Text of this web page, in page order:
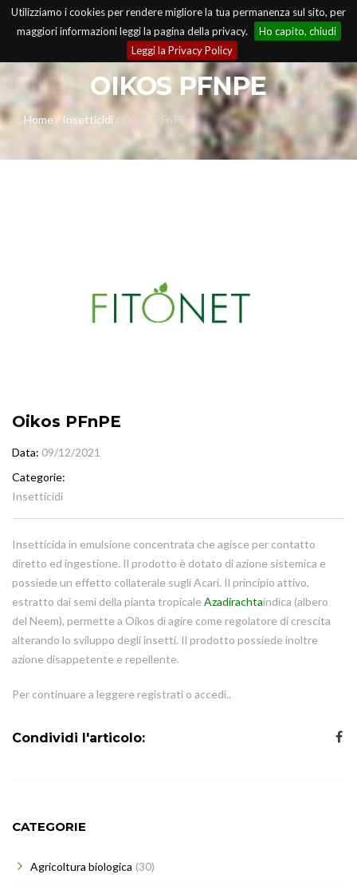
Utilizziamo i cookies per rendere migliore la tua permanenza sul sito, per
maggiori informazioni leggi la pagina della privacy.
Ho capito, chiudi
Leggi la Privacy Policy
OIKOS PFNPE
Home / Insetticidi / Oikos PFnPE
Oikos PFnPE
Data 09/12/2021
Categorie
Insetticidi
Insetticida in emulsione concentrata che agisce per contatto
diretto ed ingestione. Il prodotto è dotato di azione sistemica e
possiede un effetto collaterale sugli Acari. Il principio attivo,
estratto dai semi della pianta tropicale Azadirachtaindica (albero
del Neem), permette a Oikos di agire come regolatore di crescita
alterando lo sviluppo degli insetti. Il prodotto possiede inoltre
azione disappetente e repellente.
Per continuare a leggere registrati o accedi..
Condividi l'articolo:
CATEGORIE
Agricoltura biologica (30)